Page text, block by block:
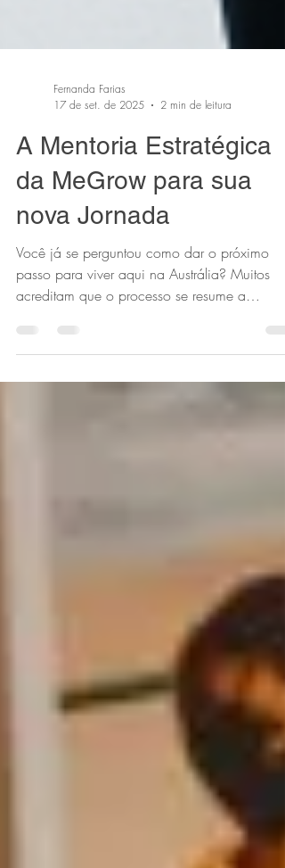
Fernanda Farias
17 de set. de 2025
2 min de leitura
A Mentoria Estratégica
da MeGrow para sua
nova Jornada
Você já se perguntou como dar o próximo
passo para viver aqui na Austrália? Muitos